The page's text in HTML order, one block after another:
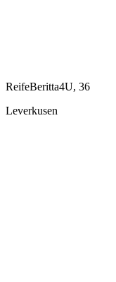
ReifeBeritta4U, 36
Leverkusen